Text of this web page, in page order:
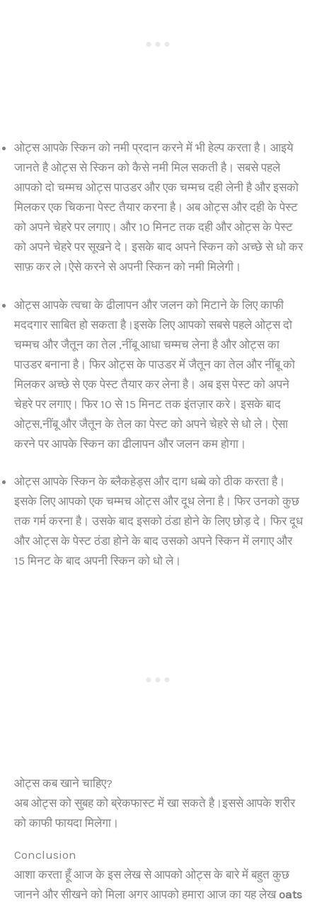
ओट्स आपके स्किन को नमी प्रदान करने में भी हेल्प करता है। आइये
जानते है ओट्स से स्किन को कैसे नमी मिल सकती है। सबसे पहले
आपको दो चम्मच ओट्स पाउडर और एक चम्मच दही लेनी है और इसको
मिलकर एक चिकना पेस्ट तैयार करना है। अब ओट्स और दही के पेस्ट
को अपने चेहरे पर लगाए। और 10 मिनट तक दही और ओट्स के पेस्ट
को अपने चेहरे पर सूखने दे। इसके बाद अपने स्किन को अच्छे से धो कर
साफ़ कर ले।ऐसे करने से अपनी स्किन को नमी मिलेगी।
ओट्स आपके त्वचा के ढीलापन और जलन को मिटाने के लिए काफी
मददगार साबित हो सकता है।इसके लिए आपको सबसे पहले ओट्स दो
चम्मच और जैतून का तेल ,नींबू आधा चम्मच लेना है और ओट्स का
पाउडर बनाना है। फिर ओट्स के पाउडर में जैतून का तेल और नींबू को
मिलकर अच्छे से एक पेस्ट तैयार कर लेना है। अब इस पेस्ट को अपने
चेहरे पर लगाए। फिर 10 से 15 मिनट तक इंतज़ार करे। इसके बाद
ओट्स,नींबू और जैतून के तेल का पेस्ट को अपने चेहरे से धो ले। ऐसा
करने पर आपके स्किन का ढीलापन और जलन कम होगा।
ओट्स आपके स्किन के ब्लैकहेड्स और दाग धब्बे को ठीक करता है।
इसके लिए आपको एक चम्मच ओट्स और दूध लेना है। फिर उनको कुछ
तक गर्म करना है। उसके बाद इसको ठंडा होने के लिए छोड़ दे। फिर दूध
और ओट्स के पेस्ट ठंडा होने के बाद उसको अपने स्किन में लगाए और
15 मिनट के बाद अपनी स्किन को धो ले।
ओट्स कब खाने चाहिए?
अब ओट्स को सुबह को ब्रेकफास्ट में खा सकते है।इससे आपके शरीर
को काफी फायदा मिलेगा।
Conclusion
आशा करता हूँ आज के इस लेख से आपको ओट्स के बारे में बहुत कुछ
जानने और सीखने को मिला अगर आपको हमारा आज का यह लेखoats